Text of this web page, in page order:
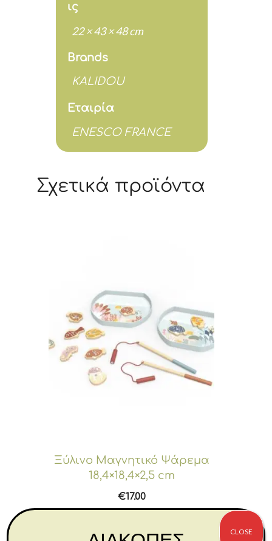
ις
22 × 43 × 48 cm
Brands
KALIDOU
Εταιρία
ENESCO FRANCE
Σχετικά προϊόντα
Ξύλινο Μαγνητικό Ψάρεμα
18,4×18,4×2,5 cm
€17.00
CLOSE